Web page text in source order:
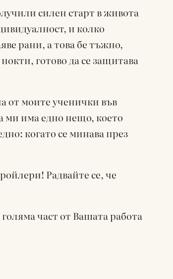
силен старт в живота
и колко
рани, а това бе тъжно,
готово да се защитава
от моите ученички във
ми има едно нещо, което
когато се минава през
Радвайте се, че
част от Вашата работа